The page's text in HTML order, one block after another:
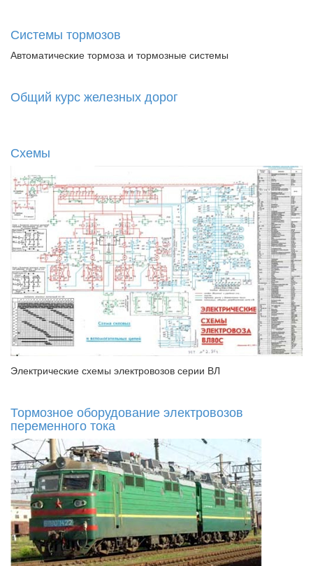
Системы тормозов
Автоматические тормоза и тормозные системы
Общий курс железных дорог
Схемы
Электрические схемы электровозов серии ВЛ
Тормозное оборудование электровозов
переменного тока